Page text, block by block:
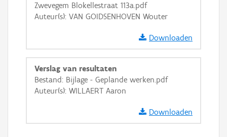
OSM-Basiskaart
GRB-Basiskaart in grijswaarden
Zwevegem Blokellestraat 113a.pdf
Auteur(s): VAN GOIDSENHOVEN Wouter
Downloaden
Verslag van resultaten
Bestand: Bijlage - Geplande werken.pdf
Auteur(s): WILLAERT Aaron
Downloaden